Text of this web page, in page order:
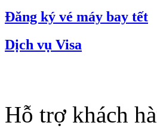
Đăng ký vé máy bay tết
Dịch vụ Visa
Hỗ trợ khách